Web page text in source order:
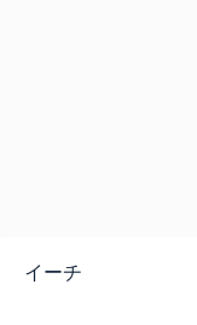
イーチ